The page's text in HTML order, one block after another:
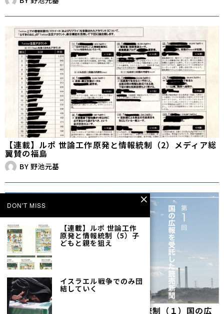
【連載】ルポ 世論工作――原発と情報統制（2）メディア総
翼賛の福島
BY 野池元基
【新連載】ルポ 世論工作――原発と情報統制（１）国の広
DON'T MISS
【連載】ルポ 世論工作――
原発と情報統制（5）子
どもと親を狙え
イスラエル――戦争でのみ団
結していく